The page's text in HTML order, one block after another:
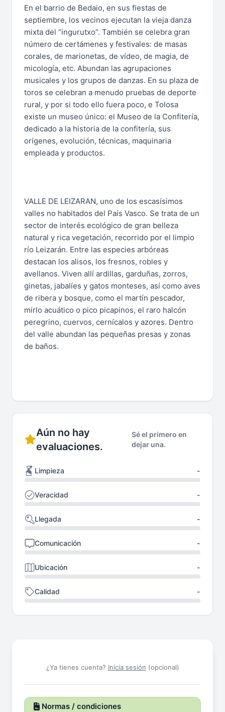
En el barrio de Bedaio, en sus fiestas de
septiembre, los vecinos ejecutan la vieja danza
mixta del “ingurutxo”. También se celebra gran
número de certámenes y festivales: de masas
corales, de marionetas, de vídeo, de magia, de
micología, etc. Abundan las agrupaciones
musicales y los grupos de danzas. En su plaza de
toros se celebran a menudo pruebas de deporte
rural, y por si todo ello fuera poco, e Tolosa
existe un museo único: el Museo de la Confitería,
dedicado a la historia de la confitería, sus
orígenes, evolución, técnicas, maquinaria
empleada y productos.
VALLE DE LEIZARAN, uno de los escasísimos
valles no habitados del País Vasco. Se trata de un
sector de interés ecológico de gran belleza
natural y rica vegetación, recorrido por el limpio
río Leizarán. Entre las especies arbóreas
destacan los alisos, los fresnos, robles y
avellanos. Viven allí ardillas, garduñas, zorros,
ginetas, jabalíes y gatos monteses, así como aves
de ribera y bosque, como el martín pescador,
mirlo acuático o pico picapinos, el raro halcón
peregrino, cuervos, cernícalos y azores. Dentro
del valle abundan las pequeñas presas y zonas
de baños.
Aún no hay
evaluaciones.
Sé el primero en
dejar una.
Limpieza -
Veracidad -
Llegada -
Comunicación -
Ubicación -
Calidad -
¿Ya tienes cuenta? Inicia sesión (opcional)
Normas / condiciones